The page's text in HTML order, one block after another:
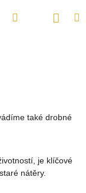
Přihlášení
také drobné
je klíčové
nátěry.